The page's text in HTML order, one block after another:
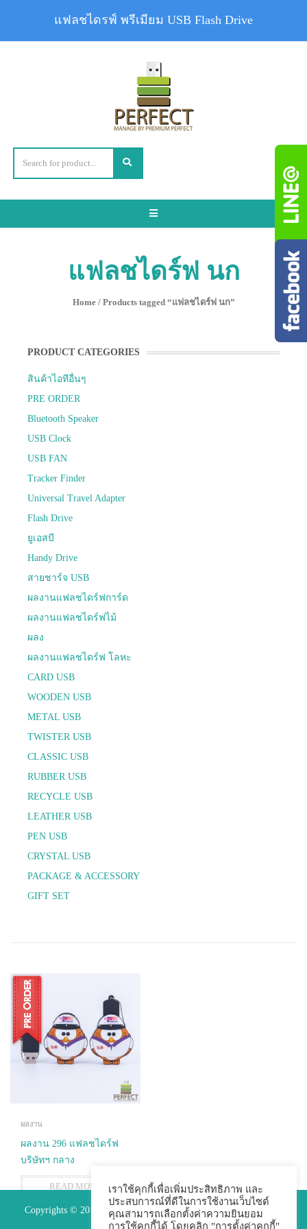
Toggle
แฟลชไดร์ฟ นก
Home/ Products tagged “แฟลชไดร์ฟ นก”
PRODUCT CATEGORIES
สินค้าไอทีอื่นๆ
PRE ORDER
Bluetooth Speaker
USB Clock
USB FAN
Tracker Finder
Universal Travel Adapter
Flash Drive
ยูเอสบี
Handy Drive
สายชาร์จ USB
ผลงานแฟลชไดร์ฟการ์ด
ผลงานแฟลชไดร์ฟไม้
ผลง
ผลงานแฟลชไดร์ฟ โลหะ
CARD USB
WOODEN USB
METAL USB
TWISTER USB
CLASSIC USB
RUBBER USB
RECYCLE USB
LEATHER USB
PEN USB
CRYSTAL USB
PACKAGE & ACCESSORY
GIFT SET
ผลงาน
ผลงาน 296 แฟลชไดร์ฟ
บริษัทฯ กลาง
READ MORE
Copyrights © 2015 Premium Perfect Co.,ltd. All Rights Reserved.
เราใช้คุกกี้เพื่อเพิ่มประสิทธิภาพ และ
ประสบการณ์ที่ดีในการใช้งานเว็บไซต์
คุณสามารถเลือกตั้งค่าความยินยอม
การใช้คุกกี้ได้ โดยคลิก "การตั้งค่าคุกกี้"
แฟลชไดรฟ์ พรีเมียม USB Flash Drive